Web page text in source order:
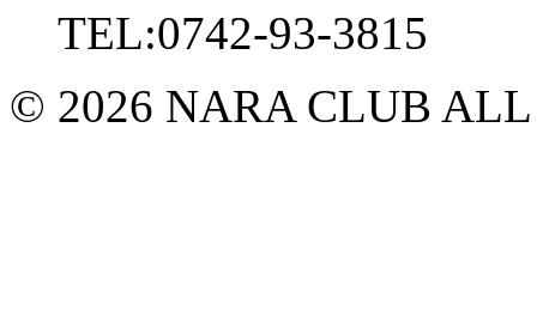
TEL:0742-93-3815
© 2026 NARA CLUB ALL